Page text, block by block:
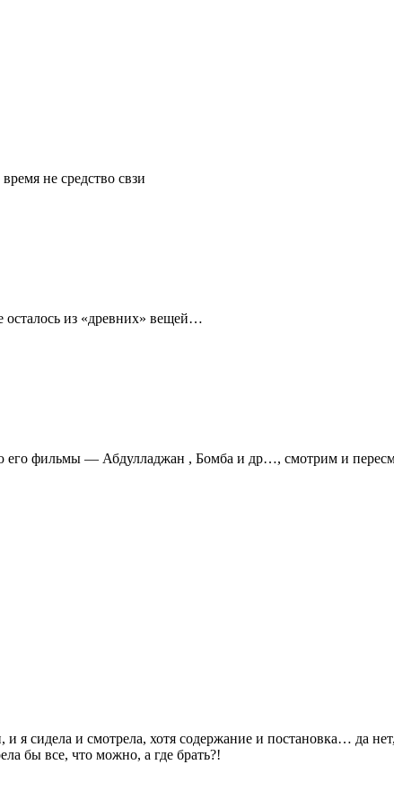
не средство свзи
из «древних» вещей…
фильмы — Абдулладжан , Бомба и др…, смотрим и
я сидела и смотрела, хотя содержание и постановка… да
бы все, что можно, а где брать?!